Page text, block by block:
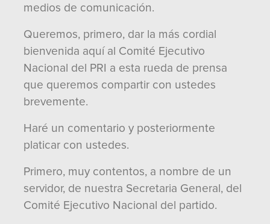
medios de comunicación.
Queremos, primero, dar la más cordial
bienvenida aquí al Comité Ejecutivo
Nacional del PRI a esta rueda de prensa
que queremos compartir con ustedes
brevemente.
Haré un comentario y posteriormente
platicar con ustedes.
Primero, muy contentos, a nombre de un
servidor, de nuestra Secretaria General, del
Comité Ejecutivo Nacional del partido.